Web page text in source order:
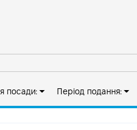
посади: Період подання: